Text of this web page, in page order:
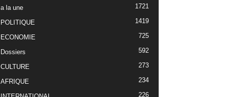
a la une 1721
POLITIQUE 1419
ECONOMIE 725
Dossiers 592
CULTURE 273
AFRIQUE 234
226